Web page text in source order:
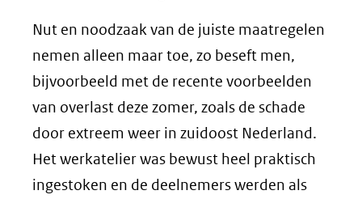
Nut en noodzaak van de juiste maatregelen
nemen alleen maar toe, zo beseft men,
bijvoorbeeld met de recente voorbeelden
van overlast deze zomer, zoals de schade
door extreem weer in zuidoost Nederland.
Het werkatelier was bewust heel praktisch
ingestoken en de deelnemers werden als